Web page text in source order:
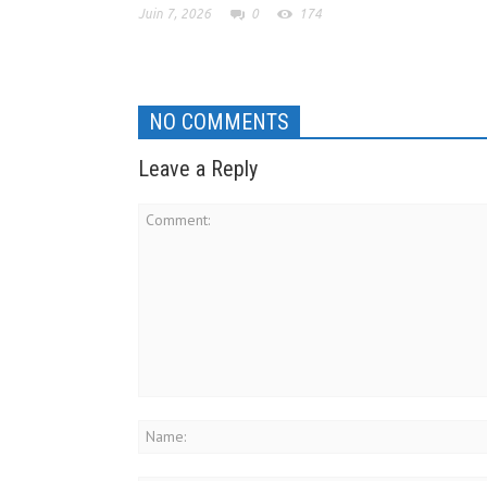
Juin 7, 2026 0 174
NO COMMENTS
Leave a Reply